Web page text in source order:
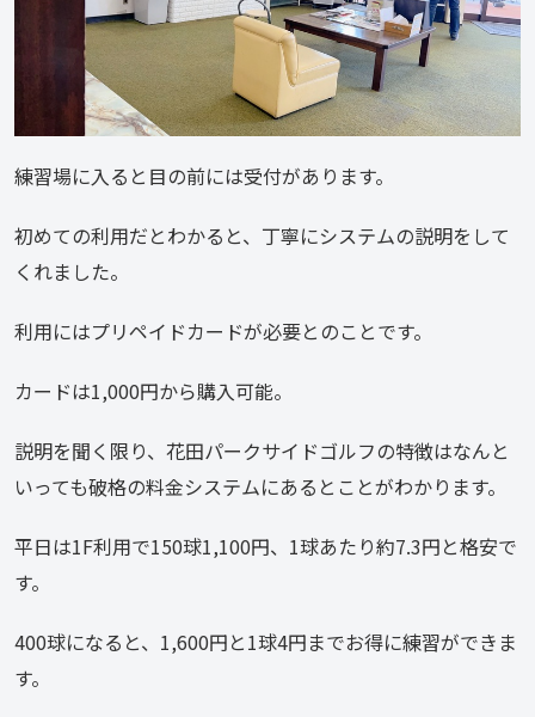
練習場に入ると目の前には受付があります。
初めての利用だとわかると、丁寧にシステムの説明をして
くれました。
利用にはプリペイドカードが必要とのことです。
カードは1,000円から購入可能。
説明を聞く限り、花田パークサイドゴルフの特徴はなんと
いっても破格の料金システムにあるとことがわかります。
平日は1F利用で150球1,100円、1球あたり約7.3円と格安で
す。
400球になると、1,600円と1球4円までお得に練習ができま
す。